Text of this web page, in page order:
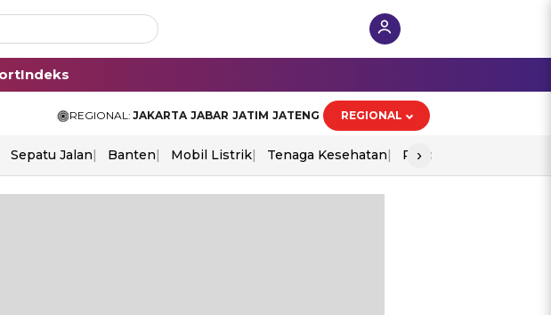
Indeks
REGIONAL: JAKARTA JABAR JATIM JATENG REGIONAL
Sepatu Jalan Banten Mobil Listrik Tenaga Kesehatan Piala Aff 2026
›